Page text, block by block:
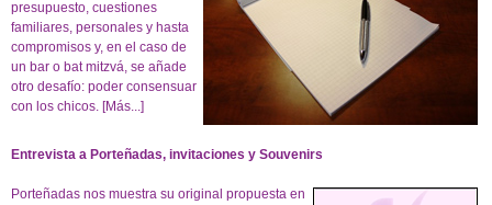
presupuesto, cuestiones
familiares, personales y hasta
compromisos y, en el caso de
un bar o bat mitzvá, se añade
otro desafío: poder consensuar
con los chicos. [Más...]
Entrevista a Porteñadas, invitaciones y Souvenirs
Porteñadas nos muestra su original propuesta en